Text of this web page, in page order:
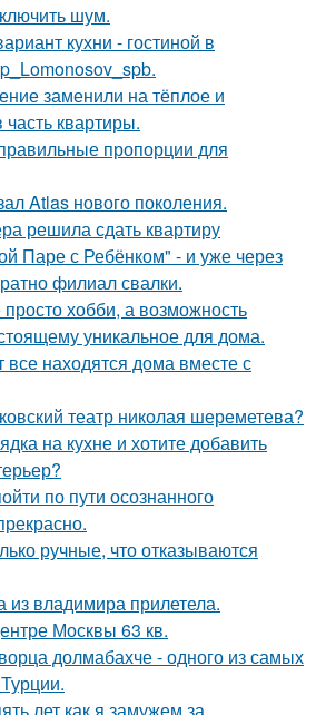
шум.
кухни - гостиной в
заменили на тёплое и
квартиры.
пропорции для
Atlas нового поколения.
решила сдать квартиру
Паре с Ребёнком" - и уже через
филиал свалки.
хобби, а возможность
уникальное для дома.
находятся дома вместе с
театр николая шереметева?
на кухне и хотите добавить
по пути осознанного
ручные, что отказываются
из владимира прилетела.
Москвы 63 кв.
долмабахче - одного из самых
лет как я замужем за